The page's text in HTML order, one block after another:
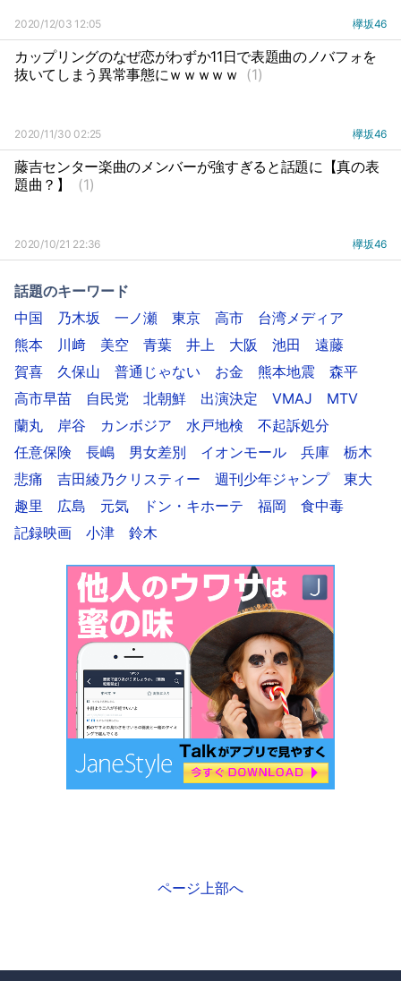
2020/12/03 12:05 欅坂46
カップリングのなぜ恋がわずか11日で表題曲のノバフォを
抜いてしまう異常事態にｗｗｗｗｗ (1)
2020/11/30 02:25 欅坂46
藤吉センター楽曲のメンバーが強すぎると話題に【真の表
題曲？】
(1)
2020/10/21 22:36 欅坂46
話題のキーワード
中国
乃木坂 一ノ瀬 東京 高市
台湾メディア
熊本
川﨑 美空 青葉 井上 大阪 池田
遠藤
賀喜
久保山 普通じゃない お金 熊本地震
森平
高市早苗
自民党 北朝鮮 出演決定 VMAJ
MTV
蘭丸
岸谷 カンボジア 水戸地検
不起訴処分
任意保険
長嶋 男女差別 イオンモール 兵庫
栃木
悲痛
吉田綾乃クリスティー 週刊少年ジャンプ
東大
趣里
広島 元気 ドン・キホーテ 福岡
食中毒
記録映画
小津 鈴木
ページ上部へ